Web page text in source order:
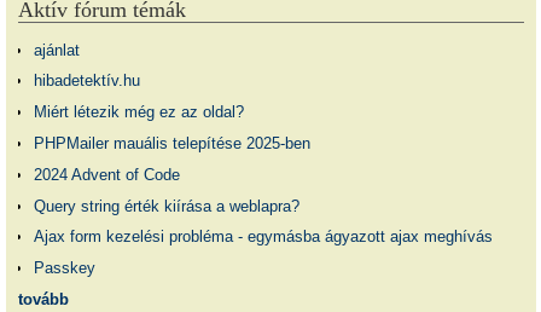
Aktív fórum témák
ajánlat
hibadetektív.hu
Miért létezik még ez az oldal?
PHPMailer mauális telepítése 2025-ben
2024 Advent of Code
Query string érték kiírása a weblapra?
Ajax form kezelési probléma - egymásba ágyazott ajax meghívás
Passkey
tovább